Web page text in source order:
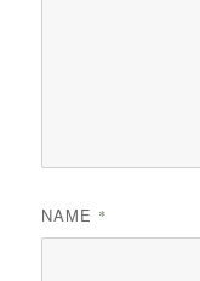
NAME *